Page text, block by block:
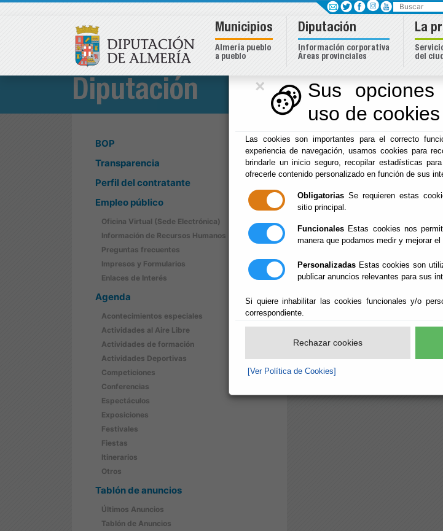
×
Sus
uso de
Las cookies son importantes para el correcto
experiencia de navegación, usamos cookies para
brindarle un inicio seguro, recopilar estadísticas
ofrecerle contenido personalizado en función de sus
Obligatorias Se requieren estas
sitio principal.
Funcionales Estas cookies nos
manera que podamos medir y mejorar
Personalizadas Estas cookies son
publicar anuncios relevantes para sus
Si quiere inhabilitar las cookies funcionales y/o
correspondiente.
Rechazar cookies
[Ver Política de Cookies]
Diputación
BOP
Transparencia
Perfil del contratante
Empleo público
Oficina Virtual (Sede Electrónica)
Información de Recursos Humanos
Preguntas frecuentes
Impresos y Formularios
Enlaces de Interés
Agenda
Acontecimientos especiales
Actividades al Aire Libre
Actividades de formación
Actividades Deportivas
Competiciones
Conferencias
Espectáculos
Exposiciones
Festivales
Fiestas
Itinerarios
Otros
Tablón de anuncios
Últimos Anuncios
Tablón de Anuncios
Inicio -Diputación -
/
Buscar
Municipios
Almería pueblo
a pueblo
Diputación
Información corporativa
Áreas provinciales
La
del